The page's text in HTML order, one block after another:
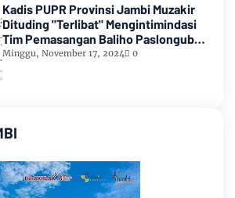
Kadis PUPR Provinsi Jambi Muzakir
Dituding "Terlibat" Mengintimindasi
Tim Pemasangan Baliho Paslongub
Romi-Sudirman
Minggu, November 17, 2024 0